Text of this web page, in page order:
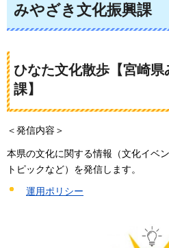
みやざき文化振興課
ひなた文化散歩【宮崎
課】
＜発信内容＞
本県の文化に関する情報（文化イベ
トピックなど）を発信します。
運用ポリシー